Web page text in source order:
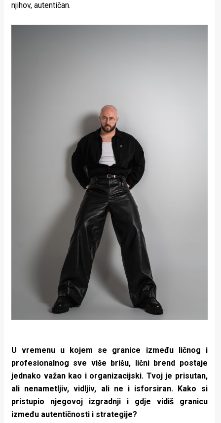
njihov, autentičan.
U vremenu u kojem se granice između ličnog i
profesionalnog sve više brišu, lični brend postaje
jednako važan kao i organizacijski. Tvoj je prisutan,
ali nenametljiv, vidljiv, ali ne i isforsiran. Kako si
pristupio njegovoj izgradnji i gdje vidiš granicu
između autentičnosti i strategije?